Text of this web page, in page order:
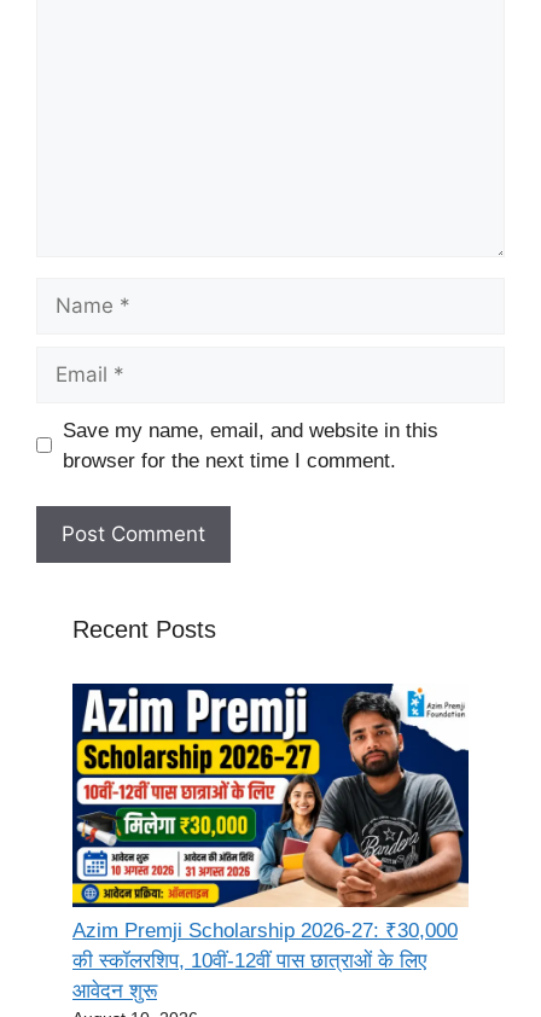
Website
Save my name, email, and website in this
browser for the next time I comment.
Recent Posts
Azim Premji Scholarship 2026-27: ₹30,000
की स्कॉलरशिप, 10वीं-12वीं पास छात्राओं के लिए
आवेदन शुरू